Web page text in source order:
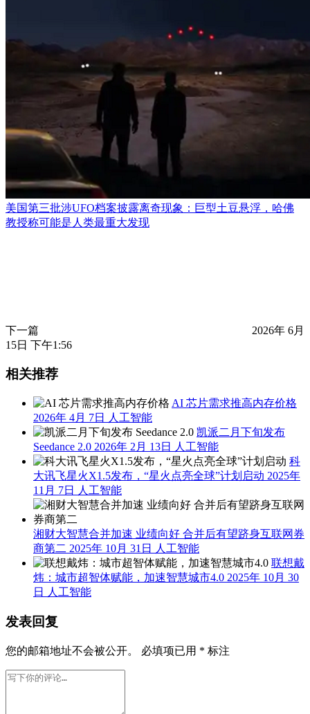
美国第三批涉UFO档案披露离奇现象：巨型土豆悬浮，哈佛
教授称可能是人类最重大发现
下一篇
2026年 6月
15日 下午1:56
相关推荐
AI 芯片需求推高内存价格
2026年 4月 7日
人工智能
凯派二月下旬发布
Seedance 2.0 2026年 2月 13日
人工智能
科
大讯飞星火X1.5发布，“星火点亮全球”计划启动 2025年
11月 7日
人工智能
湘财大智慧合并加速 业绩向好 合并后有望跻身互联网券
商第二 2025年 10月 31日
人工智能
联想戴
炜：城市超智体赋能，加速智慧城市4.0 2025年 10月 30
日
人工智能
发表回复
您的邮箱地址不会被公开。 必填项已用 * 标注